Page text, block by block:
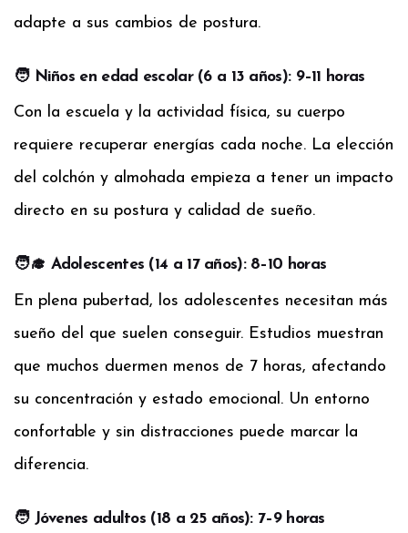
adapte a sus cambios de postura.
🧑 Niños en edad escolar (6 a 13 años): 9–11 horas
Con la escuela y la actividad física, su cuerpo
requiere recuperar energías cada noche. La elección
del colchón y almohada empieza a tener un impacto
directo en su postura y calidad de sueño.
🧑‍🎓 Adolescentes (14 a 17 años): 8–10 horas
En plena pubertad, los adolescentes necesitan más
sueño del que suelen conseguir. Estudios muestran
que muchos duermen menos de 7 horas, afectando
su concentración y estado emocional. Un entorno
confortable y sin distracciones puede marcar la
diferencia.
🧑 Jóvenes adultos (18 a 25 años): 7–9 horas